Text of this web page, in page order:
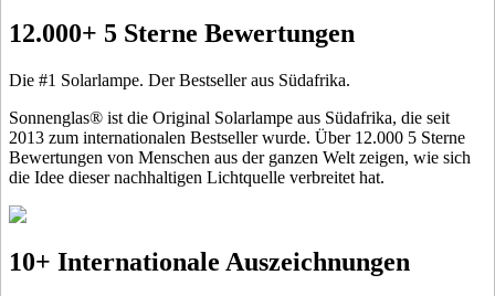
12.000+ 5 Sterne Bewertungen
Die #1 Solarlampe. Der Bestseller aus Südafrika.
Sonnenglas® ist die Original Solarlampe aus Südafrika, die seit
2013 zum internationalen Bestseller wurde. Über 12.000 5 Sterne
Bewertungen von Menschen aus der ganzen Welt zeigen, wie sich
die Idee dieser nachhaltigen Lichtquelle verbreitet hat.
10+ Internationale Auszeichnungen